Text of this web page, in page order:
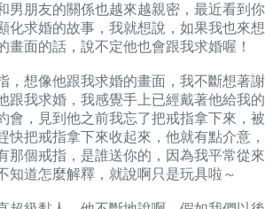
男朋友的關係也越來越親密，最近看到你
化求婚的故事，我就想說，如果我也來想
畫面的話，說不定他也會跟我求婚喔！
，想像他跟我求婚的畫面，我不斷想著謝
跟我求婚，我感覺手上已經戴著他給我的
會，見到他之前我忘了把戒指拿下來，被
快把戒指拿下來收起來，他就有點介意，
那個戒指，是誰送你的，因為我平常從來
知道怎麼解釋，就說啊只是玩具啦～